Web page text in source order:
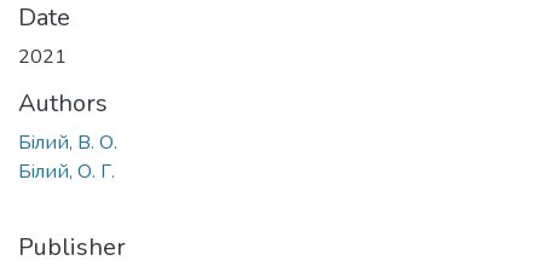
Date
2021
Authors
Бiлий, В. О.
Бiлий, О. Г.
Publisher